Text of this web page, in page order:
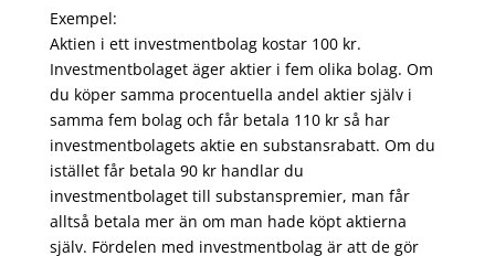
Exempel:
Aktien i ett investmentbolag kostar 100 kr.
Investmentbolaget äger aktier i fem olika bolag. Om
du köper samma procentuella andel aktier själv i
samma fem bolag och får betala 110 kr så har
investmentbolagets aktie en substansrabatt. Om du
istället får betala 90 kr handlar du
investmentbolaget till substanspremier, man får
alltså betala mer än om man hade köpt aktierna
själv. Fördelen med investmentbolag är att de gör